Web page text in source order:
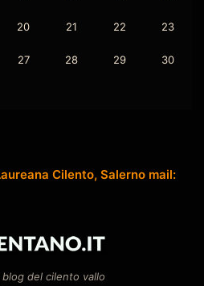
20 21 22 23
27 28 29 30
Cilento, Salerno mail:
del cilento vallo